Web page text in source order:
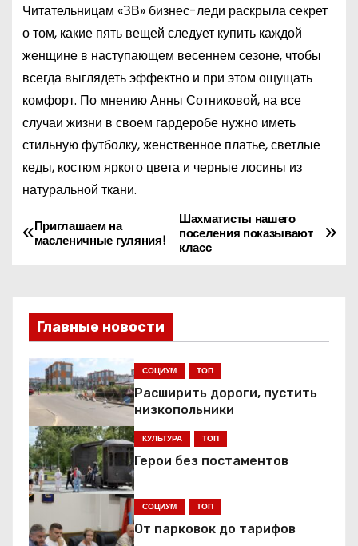
Читательницам «ЗВ» бизнес-леди раскрыла секрет
о том, какие пять вещей следует купить каждой
женщине в наступающем весеннем сезоне, чтобы
всегда выглядеть эффектно и при этом ощущать
комфорт. По мнению Анны Сотниковой, на все
случаи жизни в своем гардеробе нужно иметь
стильную футболку, женственное платье, светлые
кеды, костюм яркого цвета и черные лосины из
натуральной ткани.
Н
г
а
ц
и
я
п
Шахматисты нашего
поселения показывают
класс
Приглашаем на
масленичные гуляния!
Главные новости
СОЦИУМ ТОП
Расширить дороги, пустить
низкопольники
КУЛЬТУРА ТОП
Герои без постаментов
СОЦИУМ ТОП
От парковок до тарифов